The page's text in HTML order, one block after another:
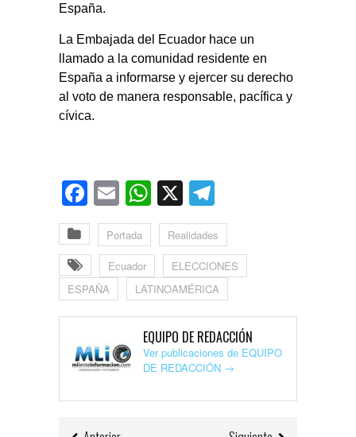
España.
La Embajada del Ecuador hace un
llamado a la comunidad residente en
España a informarse y ejercer su derecho
al voto de manera responsable, pacífica y
cívica.
Facebook
EmailWhatsApp
X
Portada Realidades
Ecuador
ELECCIONES
ESPAÑA
LATINOAMÉRICA
EQUIPO DE REDACCIÓN
Ver publicaciones de EQUIPO
DE REDACCIÓN →